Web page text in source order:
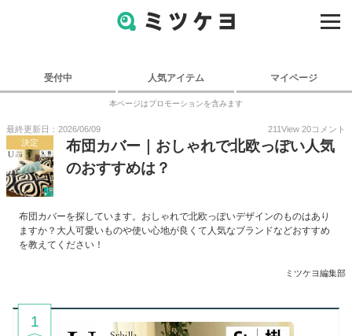
受付中 人気アイテム マイページ
本ページはプロモーションを含みます
最終更新日：2026/06/09 211View 20コメント
決定
布団カバー｜おしゃれで北欧っぽい人気
のおすすめは？
布団カバーを探しています。おしゃれで北欧っぽいデザインのものはあり
ますか？大人可愛いものや使い心地が良くて人気なブランドなどおすすめ
を教えてください！
ミツケヨ編集部
1